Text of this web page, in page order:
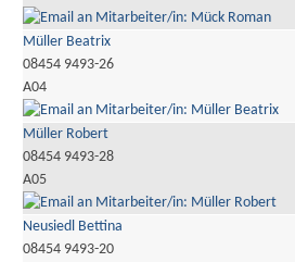
Müller Beatrix
08454 9493-26
A04
Müller Robert
08454 9493-28
A05
Neusiedl Bettina
08454 9493-20